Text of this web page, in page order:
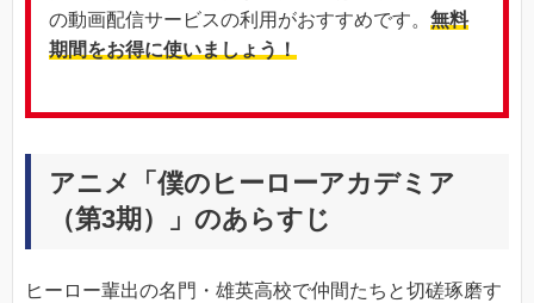
の動画配信サービスの利用がおすすめです。 無料
期間をお得に使いましょう！
アニメ「僕のヒーローアカデミア
（第3期）」のあらすじ
ヒーロー輩出の名門・雄英高校で仲間たちと切磋琢磨す